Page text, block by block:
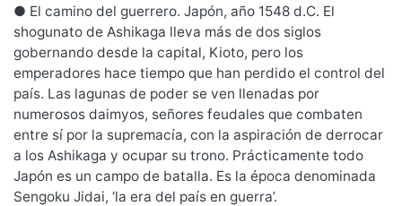
● El camino del guerrero. Japón, año 1548 d.C. El
shogunato de Ashikaga lleva más de dos siglos
gobernando desde la capital, Kioto, pero los
emperadores hace tiempo que han perdido el control del
país. Las lagunas de poder se ven llenadas por
numerosos daimyos, señores feudales que combaten
entre sí por la supremacía, con la aspiración de derrocar
a los Ashikaga y ocupar su trono. Prácticamente todo
Japón es un campo de batalla. Es la época denominada
Sengoku Jidai, ‘la era del país en guerra’.